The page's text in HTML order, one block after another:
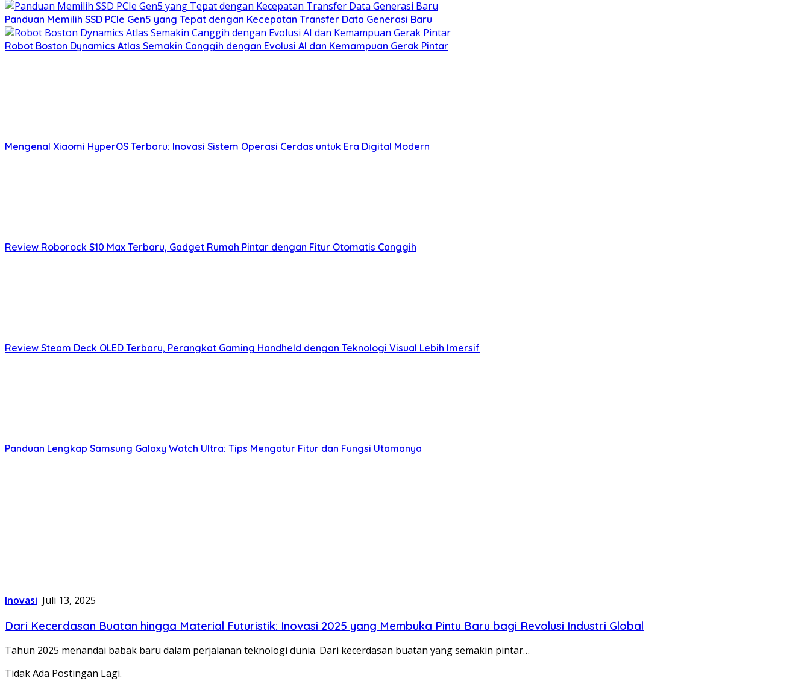
Panduan Memilih SSD PCIe Gen5 yang Tepat dengan Kecepatan Transfer Data Generasi Baru
Robot Boston Dynamics Atlas Semakin Canggih dengan Evolusi AI dan Kemampuan Gerak Pintar
Mengenal Xiaomi HyperOS Terbaru: Inovasi Sistem Operasi Cerdas untuk Era Digital Modern
Review Roborock S10 Max Terbaru, Gadget Rumah Pintar dengan Fitur Otomatis Canggih
Review Steam Deck OLED Terbaru, Perangkat Gaming Handheld dengan Teknologi Visual Lebih Imersif
Panduan Lengkap Samsung Galaxy Watch Ultra: Tips Mengatur Fitur dan Fungsi Utamanya
Inovasi Juli 13, 2025
Dari Kecerdasan Buatan hingga Material Futuristik: Inovasi 2025 yang Membuka Pintu Baru bagi Revolusi Industri Global
Tahun 2025 menandai babak baru dalam perjalanan teknologi dunia. Dari kecerdasan buatan yang semakin pintar…
Tidak Ada Postingan Lagi.